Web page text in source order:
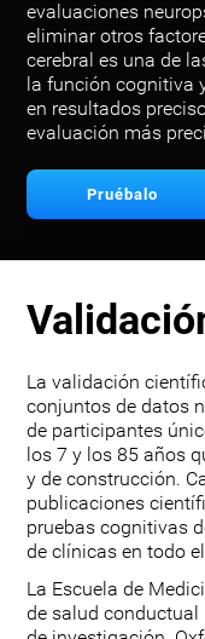
evaluaciones
eliminar otros
cerebral es una de
la función cognitiva
en resultados
evaluación más
Pruébalo
La validación
conjuntos de datos
de participantes
los 7 y los 85 años
y de construcción.
publicaciones
pruebas cognitivas
de clínicas en todo
La Escuela de
de salud conductual